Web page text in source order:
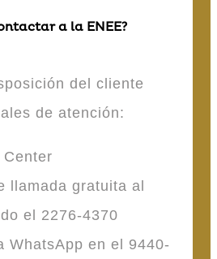
a la ENEE?
del cliente
de atención:
llamada gratuita al
el 2276-4370
WhatsApp en el 9440-